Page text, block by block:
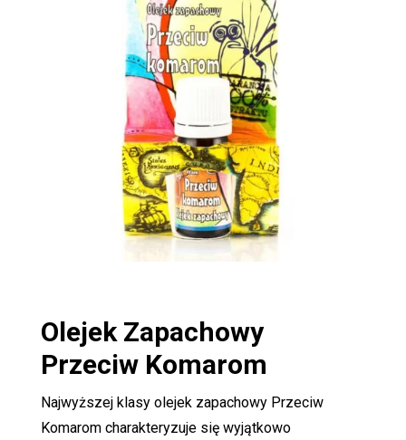
Olejek Zapachowy
Przeciw Komarom
Najwyższej klasy olejek zapachowy Przeciw
Komarom charakteryzuje się wyjątkowo